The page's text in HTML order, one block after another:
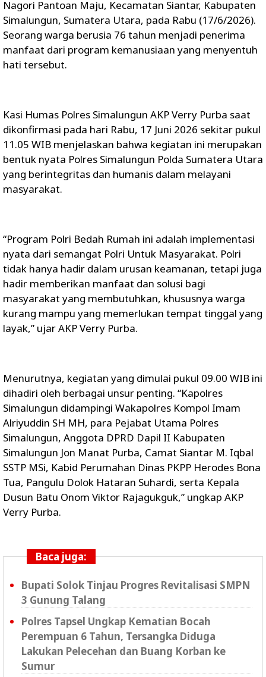
Nagori Pantoan Maju, Kecamatan Siantar, Kabupaten
Simalungun, Sumatera Utara, pada Rabu (17/6/2026).
Seorang warga berusia 76 tahun menjadi penerima
manfaat dari program kemanusiaan yang menyentuh
hati tersebut.
Kasi Humas Polres Simalungun AKP Verry Purba saat
dikonfirmasi pada hari Rabu, 17 Juni 2026 sekitar pukul
11.05 WIB menjelaskan bahwa kegiatan ini merupakan
bentuk nyata Polres Simalungun Polda Sumatera Utara
yang berintegritas dan humanis dalam melayani
masyarakat.
“Program Polri Bedah Rumah ini adalah implementasi
nyata dari semangat Polri Untuk Masyarakat. Polri
tidak hanya hadir dalam urusan keamanan, tetapi juga
hadir memberikan manfaat dan solusi bagi
masyarakat yang membutuhkan, khususnya warga
kurang mampu yang memerlukan tempat tinggal yang
layak,” ujar AKP Verry Purba.
Menurutnya, kegiatan yang dimulai pukul 09.00 WIB ini
dihadiri oleh berbagai unsur penting. “Kapolres
Simalungun didampingi Wakapolres Kompol Imam
Alriyuddin SH MH, para Pejabat Utama Polres
Simalungun, Anggota DPRD Dapil II Kabupaten
Simalungun Jon Manat Purba, Camat Siantar M. Iqbal
SSTP MSi, Kabid Perumahan Dinas PKPP Herodes Bona
Tua, Pangulu Dolok Hataran Suhardi, serta Kepala
Dusun Batu Onom Viktor Rajagukguk,” ungkap AKP
Verry Purba.
Baca juga:
Bupati Solok Tinjau Progres Revitalisasi SMPN
3 Gunung Talang
Polres Tapsel Ungkap Kematian Bocah
Perempuan 6 Tahun, Tersangka Diduga
Lakukan Pelecehan dan Buang Korban ke
Sumur